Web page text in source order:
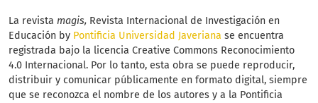
La revista magis, Revista Internacional de Investigación en
Educación by Pontificia Universidad Javeriana se encuentra
registrada bajo la licencia Creative Commons Reconocimiento
4.0 Internacional. Por lo tanto, esta obra se puede reproducir,
distribuir y comunicar públicamente en formato digital, siempre
que se reconozca el nombre de los autores y a la Pontificia